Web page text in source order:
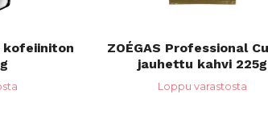
kofeiiniton
ZOÉGAS Professional
jauhettu kahvi 225g
Loppu varastosta